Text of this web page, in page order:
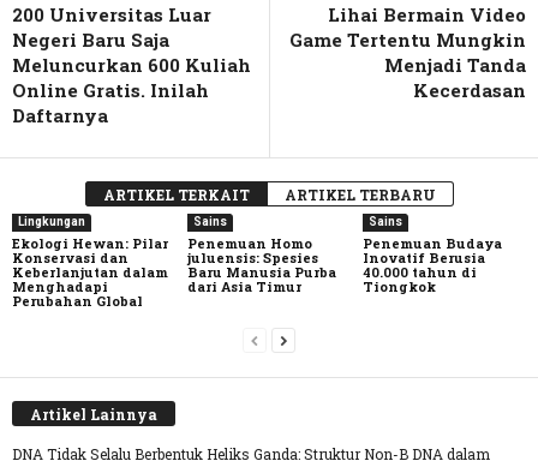
200 Universitas Luar
Negeri Baru Saja
Meluncurkan 600 Kuliah
Online Gratis. Inilah
Daftarnya
Lihai Bermain Video
Game Tertentu Mungkin
Menjadi Tanda
Kecerdasan
ARTIKEL TERKAIT ARTIKEL TERBARU
Lingkungan
Ekologi Hewan: Pilar
Konservasi dan
Keberlanjutan dalam
Menghadapi
Perubahan Global
Sains
Penemuan Homo
juluensis: Spesies
Baru Manusia Purba
dari Asia Timur
Sains
Penemuan Budaya
Inovatif Berusia
40.000 tahun di
Tiongkok
Artikel Lainnya
DNA Tidak Selalu Berbentuk Heliks Ganda: Struktur Non-B DNA dalam